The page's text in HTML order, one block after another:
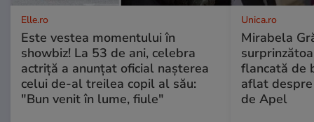
Elle.ro
Este vestea momentului în
showbiz! La 53 de ani, celebra
actriță a anunțat oficial nașterea
celui de-al treilea copil al său:
"Bun venit în lume, fiule"
Unica.ro
Mirabela
flancată de
aflat
de Apel